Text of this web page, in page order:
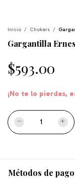
Inicio / Chokers /
Gargantilla
$593.00
¡No te lo pierdas,
Métodos de pago